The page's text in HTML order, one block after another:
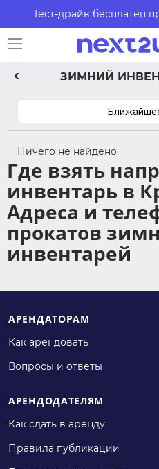
Тест-драйв бесплатен
ЗИМНИЙ
Ничего не найдено
Где взять
инвентарь в
Адреса и
прокатов
инвентарей
АРЕНДАТОРАМ
Как арендовать
Вопросы и ответы
АРЕНДОДАТЕЛЯМ
Как сдать в аренду
Правила публикации